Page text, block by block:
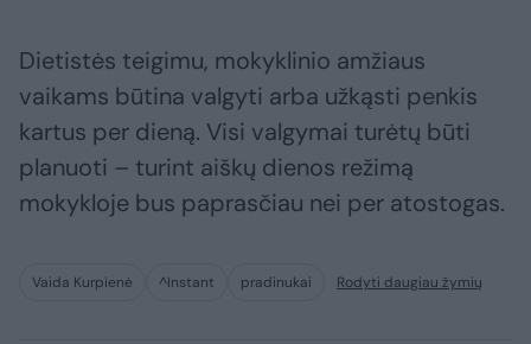
Dietistės teigimu, mokyklinio amžiaus
vaikams būtina valgyti arba užkąsti penkis
kartus per dieną. Visi valgymai turėtų būti
planuoti – turint aiškų dienos režimą
mokykloje bus paprasčiau nei per atostogas.
Vaida Kurpienė ^Instant pradinukai Rodyti daugiau žymių